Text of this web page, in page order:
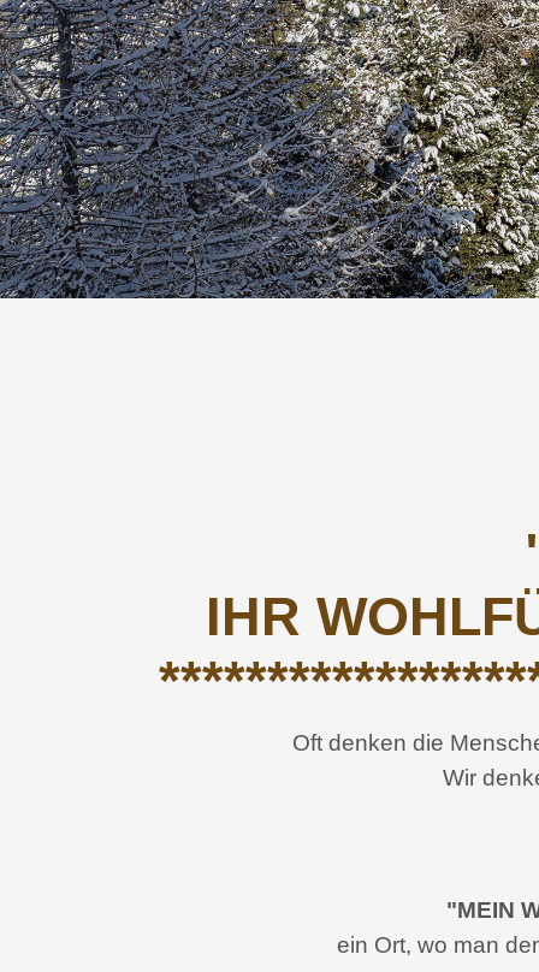
IHR
Oft denken die
Wir
"MEIN
ein Ort, wo man